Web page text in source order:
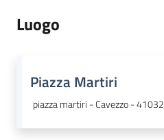
Luogo
Piazza Martiri
piazza martiri - Cavezzo - 41032